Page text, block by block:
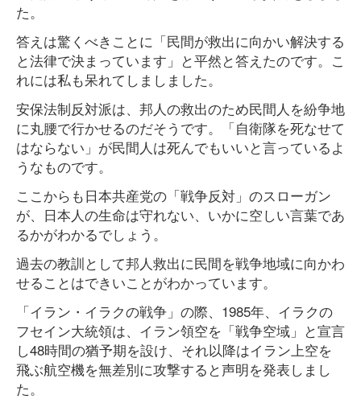
た。
答えは驚くべきことに「民間が救出に向かい解決する
と法律で決まっています」と平然と答えたのです。こ
れには私も呆れてしましました。
安保法制反対派は、邦人の救出のため民間人を紛争地
に丸腰で行かせるのだそうです。「自衛隊を死なせて
はならない」が民間人は死んでもいいと言っているよ
うなものです。
ここからも日本共産党の「戦争反対」のスローガン
が、日本人の生命は守れない、いかに空しい言葉であ
るかがわかるでしょう。
過去の教訓として邦人救出に民間を戦争地域に向かわ
せることはできいことがわかっています。
「イラン・イラクの戦争」の際、1985年、イラクの
フセイン大統領は、イラン領空を「戦争空域」と宣言
し48時間の猶予期を設け、それ以降はイラン上空を
飛ぶ航空機を無差別に攻撃すると声明を発表しまし
た。